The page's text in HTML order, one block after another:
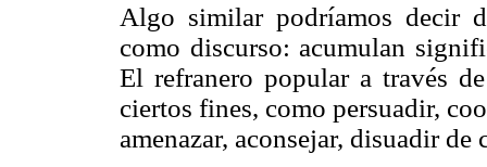
Algo similar podríamos decir
como discurso: acumulan
El refranero popular a través
ciertos fines, como persuadir,
amenazar, aconsejar, disuadir